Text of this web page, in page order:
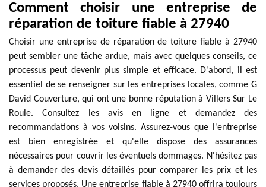
Comment choisir une entreprise de
réparation de toiture fiable à 27940
Choisir une entreprise de réparation de toiture fiable à 27940
peut sembler une tâche ardue, mais avec quelques conseils, ce
processus peut devenir plus simple et efficace. D'abord, il est
essentiel de se renseigner sur les entreprises locales, comme G
David Couverture, qui ont une bonne réputation à Villers Sur Le
Roule. Consultez les avis en ligne et demandez des
recommandations à vos voisins. Assurez-vous que l'entreprise
est bien enregistrée et qu'elle dispose des assurances
nécessaires pour couvrir les éventuels dommages. N'hésitez pas
à demander des devis détaillés pour comparer les prix et les
services proposés. Une entreprise fiable à 27940 offrira toujours